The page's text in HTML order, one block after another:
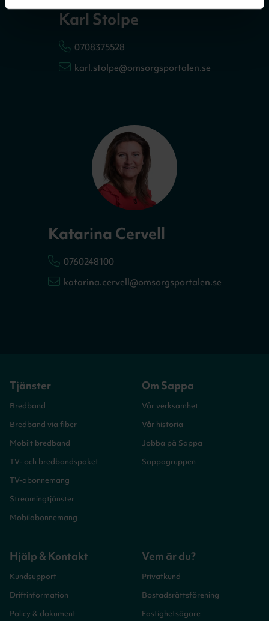
Karl Stolpe
0708375528
karl.stolpe@omsorgsportalen.se
Katarina Cervell
0760248100
katarina.cervell@omsorgsportalen.se
Tjänster
Bredband
Bredband via fiber
Mobilt bredband
TV- och bredbandspaket
TV-abonnemang
Streamingtjänster
Mobilabonnemang
Om Sappa
Vår verksamhet
Vår historia
Jobba på Sappa
Sappagruppen
Hjälp & Kontakt
Kundsupport
Driftinformation
Policy & dokument
Vem är du?
Privatkund
Bostadsrättsförening
Fastighetsägare